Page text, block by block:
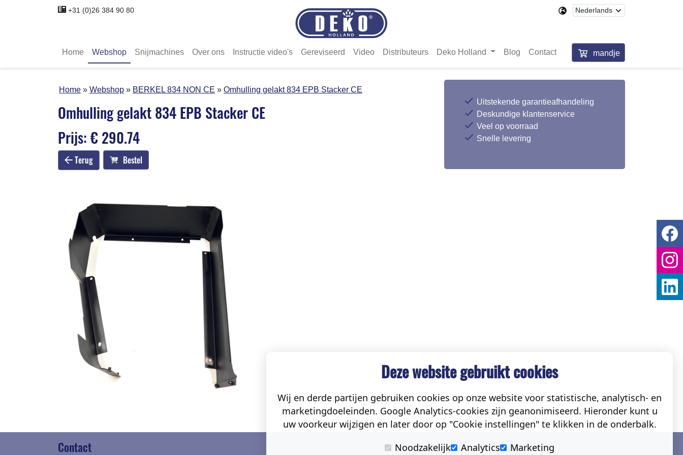
+31 (0)26 384 90 80
Home Webshop Snijmachines Over ons Instructie video's Gereviseerd Video Distributeurs Deko Holland Blog Contact mandje
Home Webshop BERKEL 834 NON CE Omhulling gelakt 834 EPB Stacker CE
Omhulling gelakt 834 EPB Stacker CE
Prijs: € 290.74
Terug Bestel
Uitstekende garantieafhandeling
Deskundige klantenservice
Veel op voorraad
Snelle levering
Contact Social
Deze website gebruikt cookies
Wij en derde partijen gebruiken cookies op onze website voor statistische, analytisch- en
marketingdoeleinden. Google Analytics-cookies zijn geanonimiseerd. Hieronder kunt u
uw voorkeur wijzigen en later door op "Cookie instellingen" te klikken in de onderbalk.
Noodzakelijk
Analytics Marketing